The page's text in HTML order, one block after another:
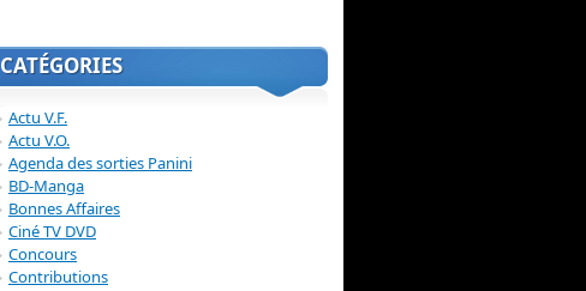
CATÉGORIES
Actu V.F.
Actu V.O.
Agenda des sorties Panini
BD-Manga
Bonnes Affaires
Ciné TV DVD
Concours
Contributions